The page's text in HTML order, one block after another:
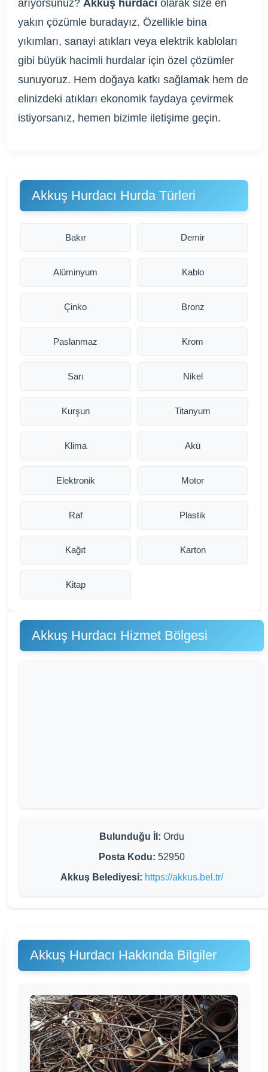
arıyorsunuz? Akkuş hurdacı olarak size en
yakın çözümle buradayız. Özellikle bina
yıkımları, sanayi atıkları veya elektrik kabloları
gibi büyük hacimli hurdalar için özel çözümler
sunuyoruz. Hem doğaya katkı sağlamak hem de
elinizdeki atıkları ekonomik faydaya çevirmek
istiyorsanız, hemen bizimle iletişime geçin.
Akkuş Hurdacı Hurda Türleri
Bakır Demir
Alüminyum Kablo
Çinko Bronz
Paslanmaz Krom
Sarı Nikel
Kurşun Titanyum
Klima Akü
Elektronik Motor
Raf Plastik
Kağıt Karton
Kitap
Akkuş Hurdacı Hizmet Bölgesi
Bulunduğu İl: Ordu
Posta Kodu: 52950
Akkuş Belediyesi: https://akkus.bel.tr/
Akkuş Hurdacı Hakkında Bilgiler